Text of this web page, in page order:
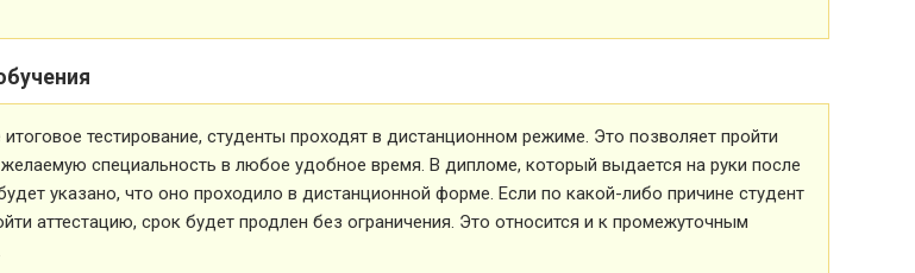
тестирование, студенты проходят в дистанционном режиме. Это позволяет пройти
желаемую специальность в любое удобное время. В дипломе, который выдается на руки после
указано, что оно проходило в дистанционной форме. Если по какой-либо причине студент
аттестацию, срок будет продлен без ограничения. Это относится и к промежуточным